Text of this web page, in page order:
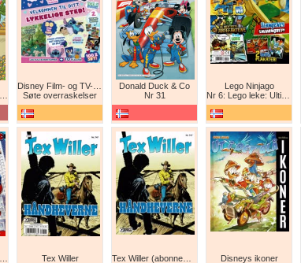
Søte overraskelser
Donald Duck & Co
Nr 31
Lego Ninjago
Nr 6: Lego leke: Ultimat Ninja i drageform
Tex Willer
Disneys ikoner